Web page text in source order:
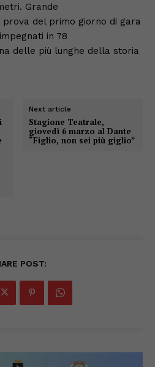
Grande
del primo giorno di gara
in 78
delle più lunghe della storia
Next article
Stagione Teatrale,
giovedì 6 marzo al Dante
“Figlio, non sei più giglio”
POST: